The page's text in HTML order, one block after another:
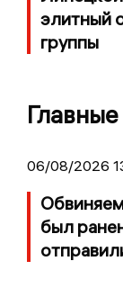
элитный
группы
06/08/2026
был